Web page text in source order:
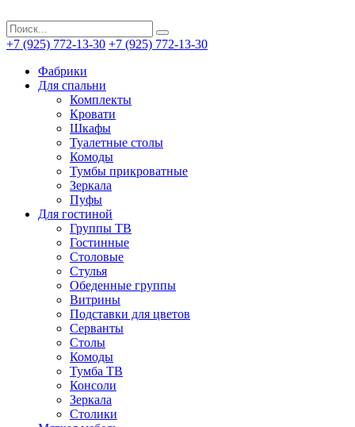
+7 (925) 772-13-30 +7 (925) 772-13-30
Фабрики
Для спальни
Комплекты
Кровати
Шкафы
Туалетные столы
Комоды
Тумбы прикроватные
Зеркала
Пуфы
Для гостиной
Группы ТВ
Гостинные
Столовые
Стулья
Обеденные группы
Витрины
Подставки для цветов
Серванты
Столы
Комоды
Тумба ТВ
Консоли
Зеркала
Столики